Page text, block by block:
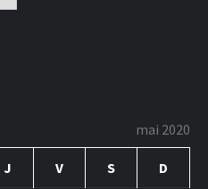
mai 2020
J V S D